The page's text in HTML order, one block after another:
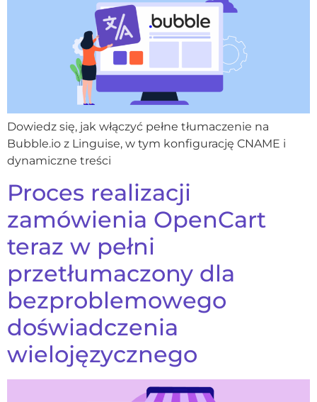
Dowiedz się, jak włączyć pełne tłumaczenie na
Bubble.io z Linguise, w tym konfigurację CNAME i
dynamiczne treści
Proces realizacji
zamówienia OpenCart
teraz w pełni
przetłumaczony dla
bezproblemowego
doświadczenia
wielojęzycznego